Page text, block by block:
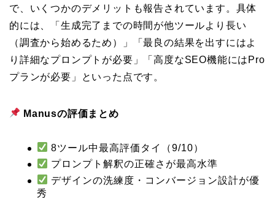
で、いくつかのデメリットも報告されています。具体
的には、「生成完了までの時間が他ツールより長い
（調査から始めるため）」「最良の結果を出すにはよ
り詳細なプロンプトが必要」「高度なSEO機能にはPro
プランが必要」といった点です。
Manusの評価まとめ
8ツール中最高評価タイ（9/10）
プロンプト解釈の正確さが最高水準
デザインの洗練度・コンバージョン設計が優
秀